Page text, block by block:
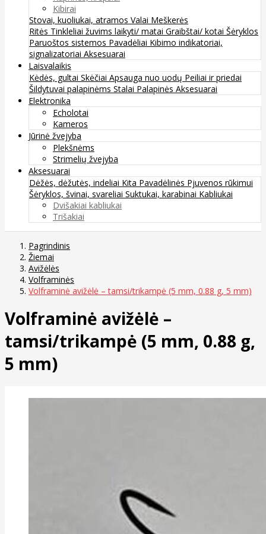
Kibirai
Stovai, kuoliukai, atramos Valai Meškerės
Ritės Tinkleliai žuvims laikyti/ matai Graibštai/ kotai Šėryklos
Paruoštos sistemos Pavadėliai Kibimo indikatoriai,
signalizatoriai Aksesuarai
Laisvalaikis
Kėdės, gultai Skėčiai Apsauga nuo uodų Peiliai ir priedai
Šildytuvai palapinėms Stalai Palapinės Aksesuarai
Elektronika
Echolotai
Kameros
Jūrinė žvejyba
Plekšnėms
Strimelių žvejyba
Aksesuarai
Dėžės, dėžutės, indeliai Kita Pavadėlinės Pjuvenos rūkimui
Šėryklos, švinai, svareliai Suktukai, karabinai Kabliukai
Dvišakiai kabliukai
Trišakiai
Pagrindinis
Žiemai
Avižėlės
Volframinės
Volframinė avižėlė – tamsi/trikampė (5 mm, 0.88 g, 5 mm)
Volframinė avižėlė –
tamsi/trikampė (5 mm, 0.88 g,
5 mm)